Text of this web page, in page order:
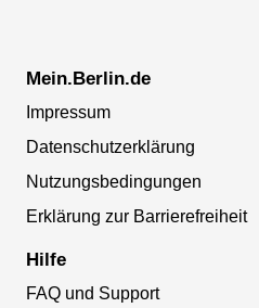
Mein.Berlin.de
Impressum
Datenschutzerklärung
Nutzungsbedingungen
Erklärung zur Barrierefreiheit
Hilfe
FAQ und Support